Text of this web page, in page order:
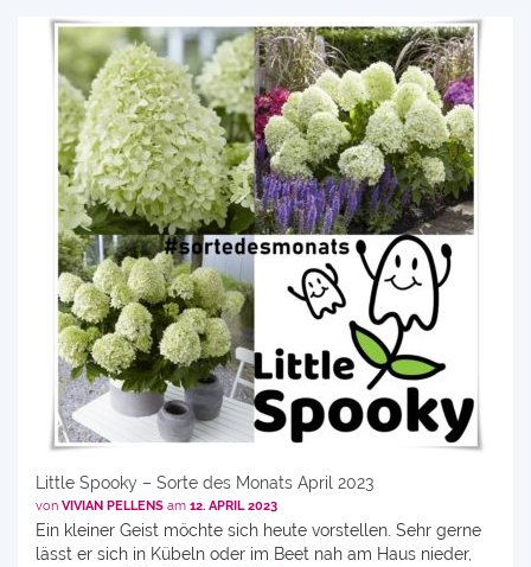
Little Spooky – Sorte des Monats April 2023
von VIVIAN PELLENS am 12. APRIL 2023
Ein kleiner Geist möchte sich heute vorstellen. Sehr gerne
lässt er sich in Kübeln oder im Beet nah am Haus nieder,